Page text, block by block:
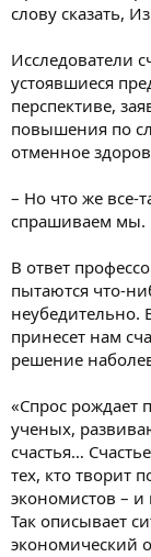
слову сказать,
Исследователи
устоявшиеся
перспективе,
повышения по
отменное
– Но что же все-
спрашиваем мы.
В ответ
пытаются что-
неубедительно.
принесет нам
решение
«Спрос рождает
ученых,
счастья…
тех, кто творит
экономистов – и
Так описывает
экономический